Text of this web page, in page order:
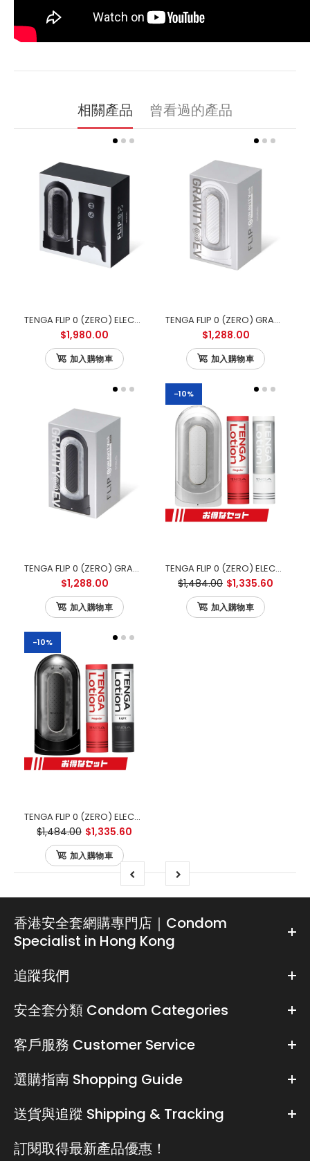
相關產品 曾看過的產品
TENGA FLIP 0 (ZERO) ELECTRONIC VIBROTATION 電動迴旋震動版
$1,980.00
加入購物車
TENGA FLIP 0 (ZERO) GRAVITY ELECTRONIC VIBRATION WHITE 零重力白色電動版
$1,288.00
加入購物車
TENGA FLIP 0 (ZERO) GRAVITY ELECTRONIC VIBRATION BLACK 零重力黑色電動版
$1,288.00
加入購物車
-10%
TENGA FLIP 0 (ZERO) ELECTRONIC VIBRATION 白色電動版 優惠套裝
$1,484.00 $1,335.60
加入購物車
-10%
TENGA FLIP 0 (ZERO) ELECTRONIC VIBRATION BLACK 黑色電動版 優惠套裝
$1,484.00 $1,335.60
加入購物車
香港安全套網購專門店｜Condom
Specialist in Hong Kong
追蹤我們
安全套分類 Condom Categories
客戶服務 Customer Service
選購指南 Shopping Guide
送貨與追蹤 Shipping & Tracking
訂閱取得最新產品優惠！